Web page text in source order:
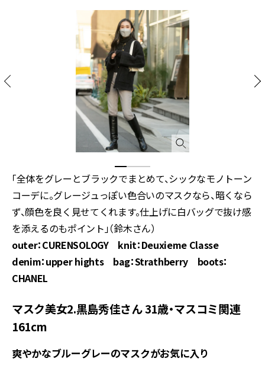
「全体をグレーとブラックでまとめて、シックなモノトーン
コーデに。グレージュっぽい色合いのマスクなら、暗くなら
ず、顔色を良く見せてくれます。仕上げに白バッグで抜け感
を添えるのもポイント」（鈴木さん）
outer：CURENSOLOGY knit：Deuxieme Classe
denim：upper hights bag：Strathberry boots：
CHANEL
マスク美女2.黒島秀佳さん 31歳・マスコミ関連
161cm
爽やかなブルーグレーのマスクがお気に入り